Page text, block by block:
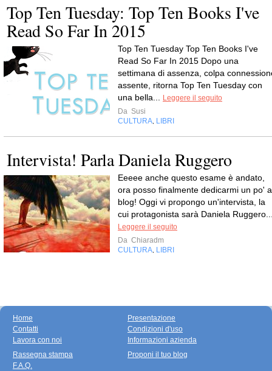
Top Ten Tuesday: Top Ten Books I've
Read So Far In 2015
Top Ten Tuesday Top Ten Books I've
Read So Far In 2015 Dopo una
settimana di assenza, colpa
assente, ritorna Top Ten Tuesday con
una bella... Leggere il seguito
Da Susi
CULTURA, LIBRI
Intervista! Parla Daniela Ruggero
Eeeee anche questo esame è andato,
ora posso finalmente dedicarmi un po'
blog! Oggi vi propongo un'intervista, la
cui protagonista sarà Daniela
Leggere il seguito
Da Chiaradm
CULTURA, LIBRI
Home
Contatti
Lavora con noi
Presentazione
Condizioni d'uso
Informazioni azienda
Rassegna stampa
F.A.Q.
Proponi il tuo blog